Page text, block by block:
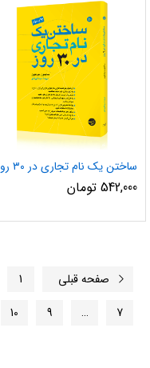
ساختن یک نام تجاری در ۳۰ روز
542,000 تومان
صفحه قبلی 1
7
…
9
10